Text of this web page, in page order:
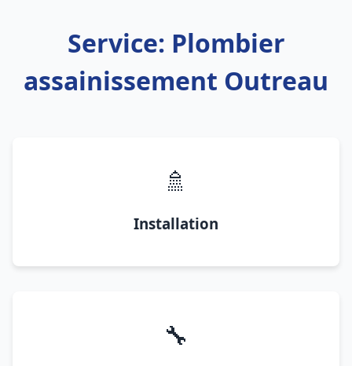
Service: Plombier
assainissement Outreau
🚿
Installation
🔧